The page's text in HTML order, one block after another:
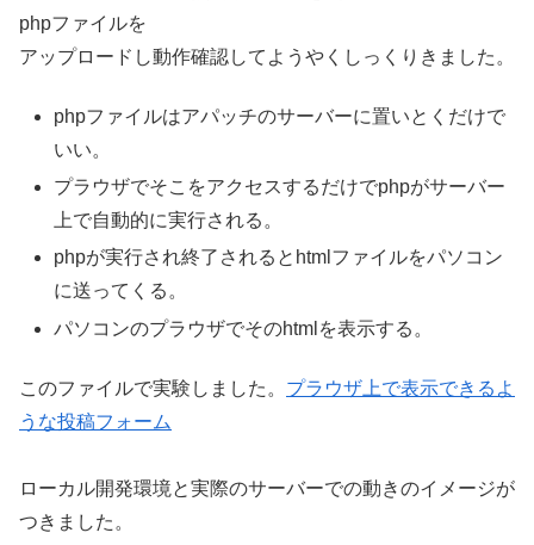
phpファイルを
アップロードし動作確認してようやくしっくりきました。
phpファイルはアパッチのサーバーに置いとくだけで
いい。
プラウザでそこをアクセスするだけでphpがサーバー
上で自動的に実行される。
phpが実行され終了されるとhtmlファイルをパソコン
に送ってくる。
パソコンのプラウザでそのhtmlを表示する。
このファイルで実験しました。 プラウザ上で表示できるよ
うな投稿フォーム
ローカル開発環境と実際のサーバーでの動きのイメージが
つきました。